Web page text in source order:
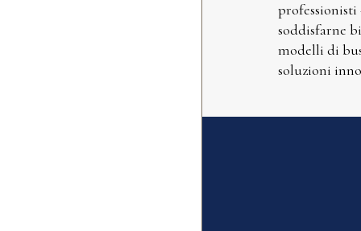
soddisfarne
modelli di
soluzioni